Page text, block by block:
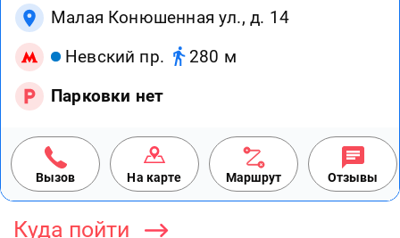
Малая Конюшенная ул., д. 14
Невский пр.
280 м
Парковки нет
Вызов На карте Маршрут Отзывы
Куда пойти